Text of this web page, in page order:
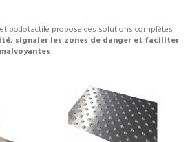
podotactile propose des solutions complètes
signaler les zones de danger et faciliter